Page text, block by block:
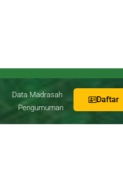
Data Madrasah
Pengumuman
Daftar